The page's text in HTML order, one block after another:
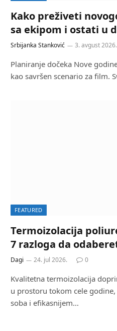
Kako preživeti
sa ekipom i ostati u
Srbijanka Stanković 3. avgust 2026.
Planiranje dočeka Nove
kao savršen scenario za film.
FEATURED
Termoizolacija
7 razloga da
Dagi 24. jul 2026. 0
Kvalitetna termoizolacija
u prostoru tokom cele
soba i efikasnijem…